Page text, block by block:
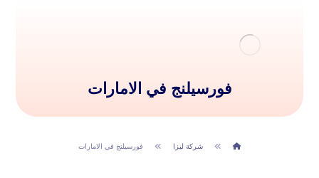
فورسيلنج في الامارات
شركة ليزا فورسيلنج في الامارات